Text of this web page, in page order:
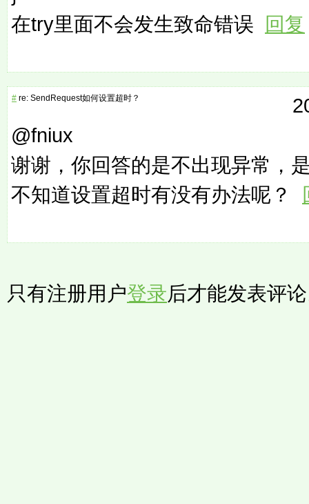
在try里面不会发生致命错误 回复
# re: SendRequest如何设置超时？
@fniux
谢谢，你回答的是不出现异常，
不知道设置超时有没有办法呢？
只有注册用户登录后才能发表评